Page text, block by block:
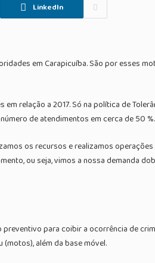
LinkedIn
em Carapicuíba. São por esses
em relação a 2017. Só na política de
de atendimentos em cerca de 50 %.
os recursos e realizamos
ou seja, vimos a nossa demanda
preventivo para coibir a ocorrência de
além da base móvel.